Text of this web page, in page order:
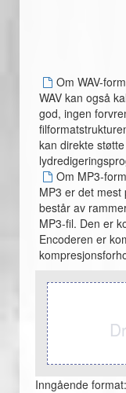
Om WAV-
WAV kan også
god, ingen
kan direkte
Om MP3-
MP3 er det
består av
MP3-fil. Den er
Encoderen er
Inngående format: